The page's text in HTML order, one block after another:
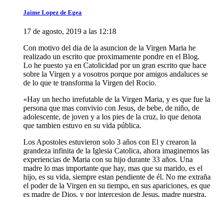
Jaime Lopez de Egea
17 de agosto, 2019 a las 12:18
Con motivo del dia de la asuncion de la Virgen Maria he
realizado un escrito que proximamente pondre en el Blog.
Lo he puesto ya en Catolicidad por un gran escrito que hace
sobre la Virgen y a vosotros porque por amigos andaluces se
de lo que te transforma la Virgen del Rocio.
«Hay un hecho irrefutable de la Virgen Maria, y es que fue la
persona que mas convivio con Jesus, de bebe, de niño, de
adolescente, de joven y a los pies de la cruz, lo que denota
que tambien estuvo en su vida pública.
Los Apostoles estuvieron solo 3 años con El y crearon la
grandeza infinita de la Iglesia Catolica, ahora imaginemos las
experiencias de Maria con su hijo durante 33 años. Una
madre lo mas importante que hay, mas que su marido, es el
hijo, es su vida, siempre estan pendiente de él. No me extraña
el poder de la Virgen en su tiempo, en sus apariciones, es que
es madre de Dios, y por intercesion de Jesus, madre nuestra.